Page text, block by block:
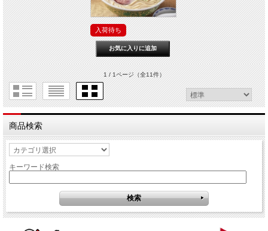
入荷待ち
1 / 1ページ（全11件）
商品検索
キーワード検索